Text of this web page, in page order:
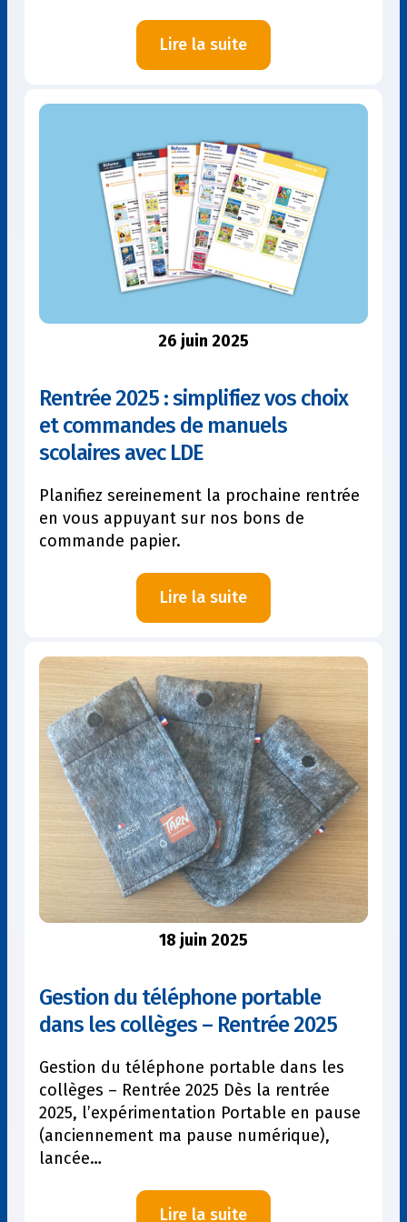
Lire la suite:
Croc’écran
élèves
devenaient
des
ambassadeurs
des
bonnes
pratiques
?
26 juin 2025
Rentrée 2025 : simplifiez vos choix
et commandes de manuels
scolaires avec LDE
Planifiez sereinement la prochaine rentrée
en vous appuyant sur nos bons de
commande papier.
Lire la suite:
Rentrée
:
simplifiez
vos
choix
et
commandes
de
manuels
scolaires
avec
LDE
18 juin 2025
Gestion du téléphone portable
dans les collèges – Rentrée 2025
Gestion du téléphone portable dans les
collèges – Rentrée 2025 Dès la rentrée
2025, l’expérimentation Portable en pause
(anciennement ma pause numérique),
lancée…
Lire la suite: